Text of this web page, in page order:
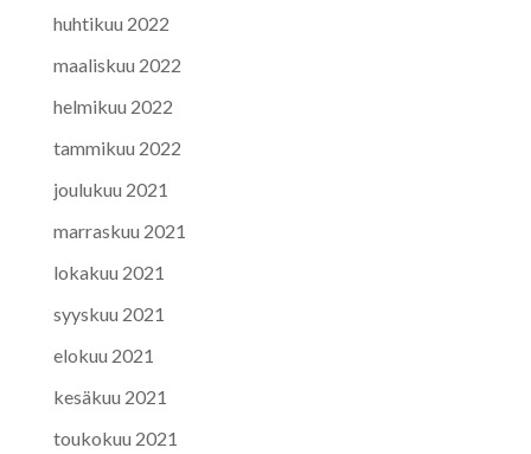
huhtikuu 2022
maaliskuu 2022
helmikuu 2022
tammikuu 2022
joulukuu 2021
marraskuu 2021
lokakuu 2021
syyskuu 2021
elokuu 2021
kesäkuu 2021
toukokuu 2021